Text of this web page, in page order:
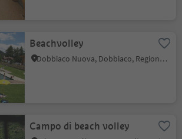
Beachvolley
Dobbiaco Nuova, Dobbiaco, Regione dolomitica 3 Cime
Campo di beach volley